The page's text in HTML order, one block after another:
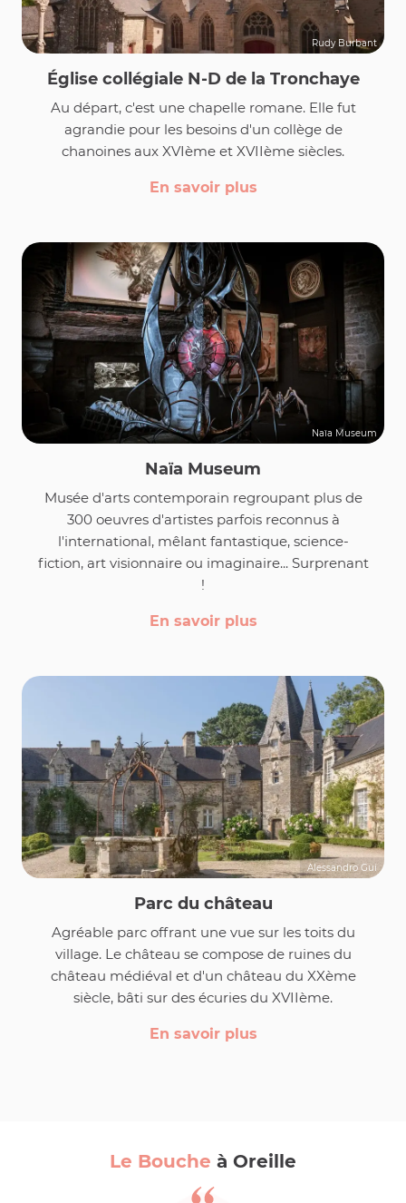
Rudy Burbant
Église collégiale N-D de la Tronchaye
Au départ, c'est une chapelle romane. Elle fut
agrandie pour les besoins d'un collège de
chanoines aux XVIème et XVIIème siècles.
En savoir plus
Naïa Museum
Naïa Museum
Musée d'arts contemporain regroupant plus de
300 oeuvres d'artistes parfois reconnus à
l'international, mêlant fantastique, science-
fiction, art visionnaire ou imaginaire... Surprenant
!
En savoir plus
Alessandro Gui
Parc du château
Agréable parc offrant une vue sur les toits du
village. Le château se compose de ruines du
château médiéval et d'un château du XXème
siècle, bâti sur des écuries du XVIIème.
En savoir plus
Le Bouche à Oreille